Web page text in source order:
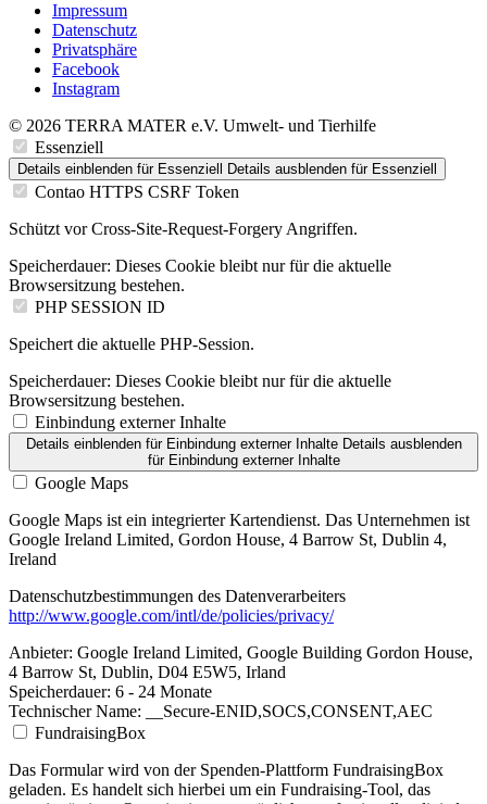
Impressum
Datenschutz
Privatsphäre
Facebook
Instagram
© 2026 TERRA MATER e.V. Umwelt- und Tierhilfe
Essenziell
Details einblenden für Essenziell Details ausblenden für Essenziell
Contao HTTPS CSRF Token
Schützt vor Cross-Site-Request-Forgery Angriffen.
Speicherdauer: Dieses Cookie bleibt nur für die aktuelle
Browsersitzung bestehen.
PHP SESSION ID
Speichert die aktuelle PHP-Session.
Speicherdauer: Dieses Cookie bleibt nur für die aktuelle
Browsersitzung bestehen.
Einbindung externer Inhalte
Details einblendenfür Einbindung externer Inhalte Details ausblenden
für Einbindung externer Inhalte
Google Maps
Google Maps ist ein integrierter Kartendienst. Das Unternehmen ist
Google Ireland Limited, Gordon House, 4 Barrow St, Dublin 4,
Ireland
Datenschutzbestimmungen des Datenverarbeiters
http://www.google.com/intl/de/policies/privacy/
Anbieter: Google Ireland Limited, Google Building Gordon House,
4 Barrow St, Dublin, D04 E5W5, Irland
Speicherdauer: 6 - 24 Monate
Technischer Name: __Secure-ENID,SOCS,CONSENT,AEC
FundraisingBox
Das Formular wird von der Spenden-Plattform FundraisingBox
geladen. Es handelt sich hierbei um ein Fundraising-Tool, das